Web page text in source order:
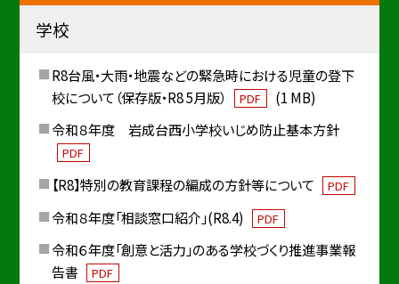
学校
R8台風・大雨・地震などの緊急時における児童の登下
校について（保存版・R8 5月版）
PDF
(1 MB)
令和８年度 岩成台西小学校いじめ防止基本方針
PDF
【R8】特別の教育課程の編成の方針等について PDF
令和８年度「相談窓口紹介」(R8.4) PDF
令和６年度「創意と活力」のある学校づくり推進事業報
告書
PDF